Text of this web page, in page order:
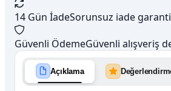
14 Gün İadeSorunsuz iade
Güvenli ÖdemeGüvenli alışveriş
Açıklama